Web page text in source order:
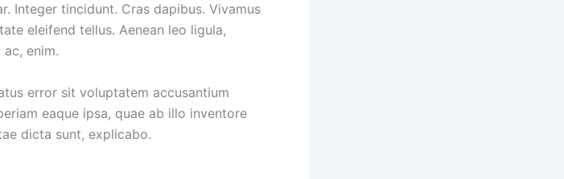
Integer tincidunt. Cras dapibus. Vivamus
eleifend tellus. Aenean leo ligula,
enim.
error sit voluptatem accusantium
eaque ipsa, quae ab illo inventore
dicta sunt, explicabo.